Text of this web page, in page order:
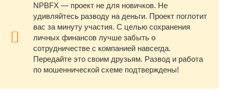
NPBFX — проект не для новичков. Не
удивляйтесь разводу на деньги. Проект поглотит
вас за минуту участия. С целью сохранения
личных финансов лучше забыть о
сотрудничестве с компанией навсегда.
Передайте это своим друзьям. Развод и работа
по мошеннической схеме подтверждены!